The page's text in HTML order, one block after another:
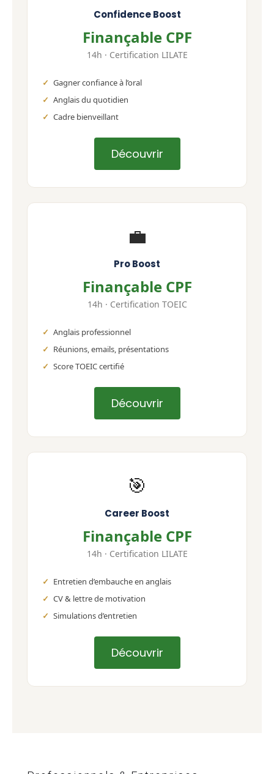
Confidence Boost
Finançable CPF
14h · Certification LILATE
Gagner confiance à l’oral
Anglais du quotidien
Cadre bienveillant
Découvrir
💼
Pro Boost
Finançable CPF
14h · Certification TOEIC
Anglais professionnel
Réunions, emails, présentations
Score TOEIC certifié
Découvrir
🎯
Career Boost
Finançable CPF
14h · Certification LILATE
Entretien d’embauche en anglais
CV & lettre de motivation
Simulations d’entretien
Découvrir